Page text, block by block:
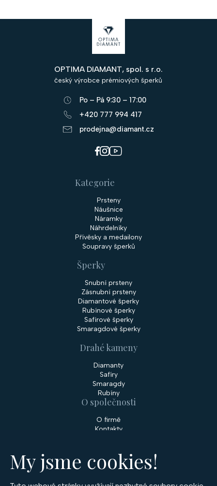
My jsme cookies!
OPTIMA DIAMANT, spol. s r.o.
český výrobce prémiových šperků
Po – Pá 9:30 – 17:00
+420 777 994 417
prodejna@diamant.cz
Kategorie
Prsteny
Náušnice
Náramky
Náhrdelníky
Přívěsky a medailony
Soupravy šperků
Šperky
Snubní prsteny
Zásnubní prsteny
Diamantové šperky
Rubínové šperky
Safírové šperky
Smaragdové šperky
Drahé kameny
Diamanty
Safíry
Smaragdy
Rubíny
O společnosti
O firmě
Kontakty
Služby
Zakázková výroba šperků